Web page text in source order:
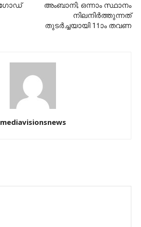
അംബാനി; ഒന്നാം സ്ഥാനം
നിലനിര്‍ത്തുന്നത്
തുടര്‍ച്ചയായി 11ാം തവണ
mediavisionsnews